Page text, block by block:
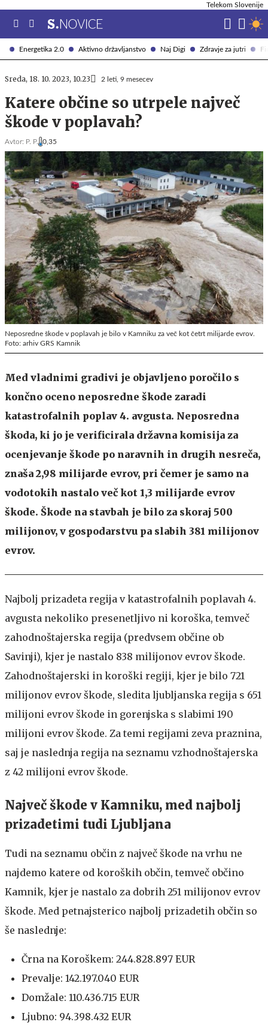
Energetika 2.0 Aktivno državljanstvo Naj Digi Zdravje za jutri
Telekom Slovenije
Sreda, 18. 10. 2023, 10.23 2 leti, 9 mesecev
Katere občine so utrpele največ
škode v poplavah?
Avtor: P. P. 0,35
Neposredne škode v poplavah je bilo v Kamniku za več kot četrt milijarde evrov.
Foto: arhiv GRS Kamnik
Med vladnimi gradivi je objavljeno poročilo s
končno oceno neposredne škode zaradi
katastrofalnih poplav 4. avgusta. Neposredna
škoda, ki jo je verificirala državna komisija za
ocenjevanje škode po naravnih in drugih nesreča,
znaša 2,98 milijarde evrov, pri čemer je samo na
vodotokih nastalo več kot 1,3 milijarde evrov
škode. Škode na stavbah je bilo za skoraj 500
milijonov, v gospodarstvu pa slabih 381 milijonov
evrov.
Najbolj prizadeta regija v katastrofalnih poplavah 4.
avgusta nekoliko presenetljivo ni koroška, temveč
zahodnoštajerska regija (predvsem občine ob
Savinji), kjer je nastalo 838 milijonov evrov škode.
Zahodnoštajerski in koroški regiji, kjer je bilo 721
milijonov evrov škode, sledita ljubljanska regija s 651
milijoni evrov škode in gorenjska s slabimi 190
milijoni evrov škode. Za temi regijami zeva praznina,
saj je naslednja regija na seznamu vzhodnoštajerska
z 42 milijoni evrov škode.
Največ škode v Kamniku, med najbolj
prizadetimi tudi Ljubljana
Tudi na seznamu občin z največ škode na vrhu ne
najdemo katere od koroških občin, temveč občino
Kamnik, kjer je nastalo za dobrih 251 milijonov evrov
škode. Med petnajsterico najbolj prizadetih občin so
še naslednje:
Črna na Koroškem: 244.828.897 EUR
Prevalje: 142.197.040 EUR
Domžale: 110.436.715 EUR
Ljubno: 94.398.432 EUR